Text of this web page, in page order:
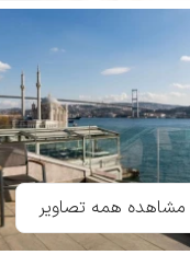
مشاهده همه تصاویر